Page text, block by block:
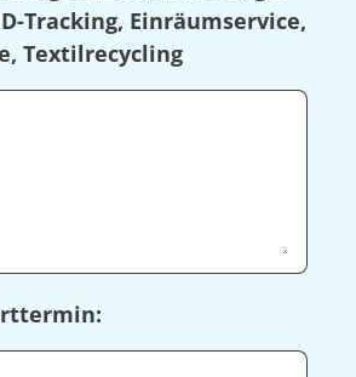
Tracking, Einräumservice,
Textilrecycling